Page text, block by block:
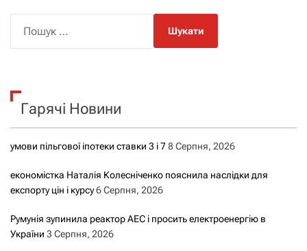
к
Гарячі Новини
умови пільгової іпотеки ставки 3 і 78 Серпня, 2026
економістка Наталія Колесніченко пояснила наслідки для
експорту цін і курсу6 Серпня, 2026
Румунія зупинила реактор АЕС і просить електроенергію в
України 3 Серпня, 2026